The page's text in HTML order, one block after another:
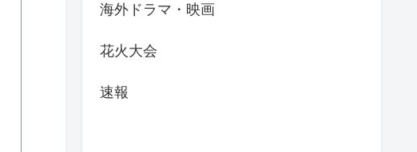
海外ドラマ・映画
花火大会
速報